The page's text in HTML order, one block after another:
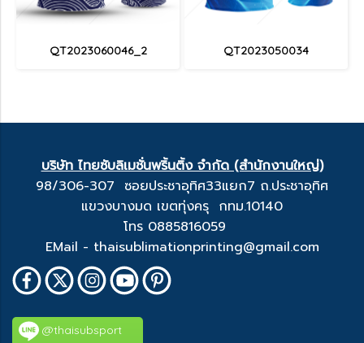
QT2023060046_2 QT2023050034
บริษัท ไทยซับลิเมชั่นพริ้นติ้ง จำกัด (สำนักงานใหญ่)
98/306-307 ซอยประชาอุทิศ33แยก7 ถ.ประชาอุทิศ
แขวงบางมด เขตทุ่งครุ กทม.10140
โทร 0885816059
EMail - thaisublimationprinting@gmail.com
@thaisubsport